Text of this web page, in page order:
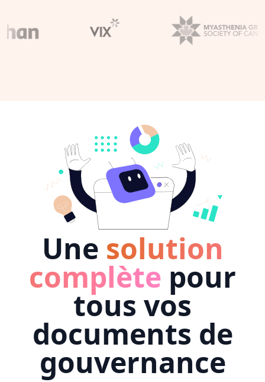
Une solution
complète pour
tous vos
documents de
gouvernance